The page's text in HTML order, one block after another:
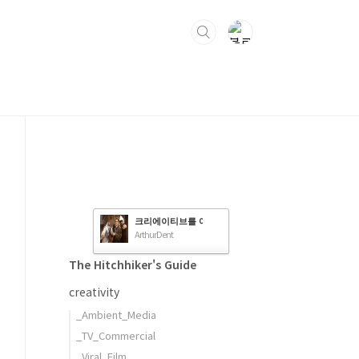
크리에이티브를 여행하는 히치하이커를 위한 안내서
ArthurDent
The Hitchhiker's Guide
creativity
_Ambient_Media
_TV_Commercial